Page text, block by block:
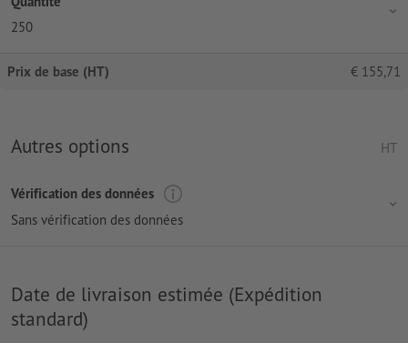
250
Prix de base (HT) € 155,71
Autres options HT
Vérification des données
Sans vérification des données
Date de livraison estimée (Expédition
standard)